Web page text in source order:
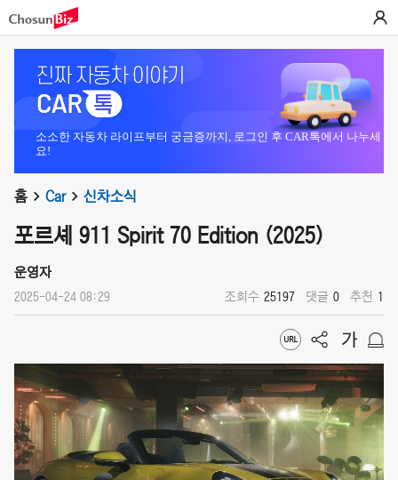
소소한 자동차 라이프부터 궁금증까지, 로그인 후 CAR톡에서 나누세
요!
홈 Car 신차소식
포르셰 911 Spirit 70 Edition (2025)
운영자
2025-04-24 08:29 조회수 25197 댓글 0 추천 1